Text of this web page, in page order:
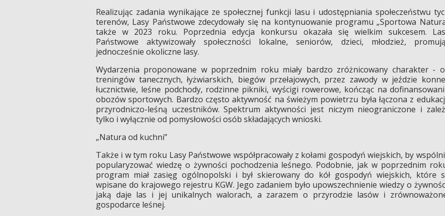
Realizując zadania wynikające ze społecznej funkcji lasu i udostępniania społeczeństwu
terenów, Lasy Państwowe zdecydowały się na kontynuowanie programu „Sportowa
także w 2023 roku. Poprzednia edycja konkursu okazała się wielkim sukcesem.
Państwowe aktywizowały społeczności lokalne, seniorów, dzieci, młodzież,
jednocześnie okoliczne lasy.
Wydarzenia proponowane w poprzednim roku miały bardzo zróżnicowany charakter -
treningów tanecznych, łyżwiarskich, biegów przełajowych, przez zawody w jeździe
łucznictwie, leśne podchody, rodzinne pikniki, wyścigi rowerowe, kończąc na
obozów sportowych. Bardzo często aktywność na świeżym powietrzu była łączona z
przyrodniczo-leśną uczestników. Spektrum aktywności jest niczym nieograniczone i
tylko i wyłącznie od pomysłowości osób składających wnioski.
„Natura od kuchni”
Także i w tym roku Lasy Państwowe współpracowały z kołami gospodyń wiejskich, by
popularyzować wiedzę o żywności pochodzenia leśnego. Podobnie, jak w poprzednim
program miał zasięg ogólnopolski i był skierowany do kół gospodyń wiejskich, które
wpisane do krajowego rejestru KGW. Jego zadaniem było upowszechnienie wiedzy o
jaką daje las i jej unikalnych walorach, a zarazem o przyrodzie lasów i
gospodarce leśnej.